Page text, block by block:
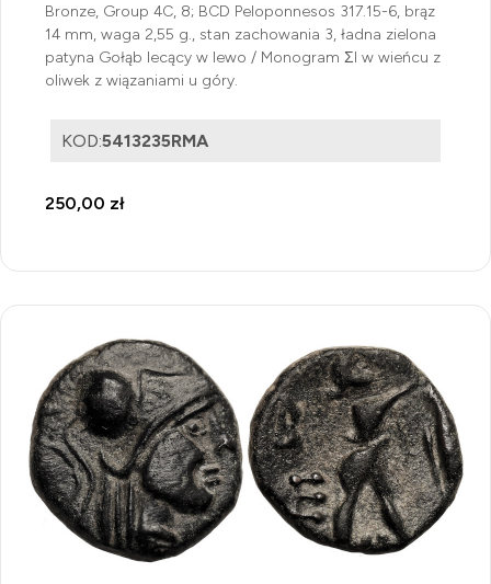
Bronze, Group 4C, 8; BCD Peloponnesos 317.15-6, brąz
14 mm, waga 2,55 g., stan zachowania 3, ładna zielona
patyna Gołąb lecący w lewo / Monogram ΣI w wieńcu z
oliwek z wiązaniami u góry.
KOD:5413235RMA
250,00 zł